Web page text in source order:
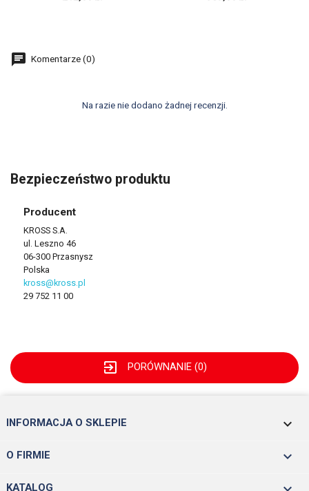
Komentarze (0)
Na razie nie dodano żadnej recenzji.
Bezpieczeństwo produktu
Producent
KROSS S.A.
ul. Leszno 46
06-300 Przasnysz
Polska
kross@kross.pl
29 752 11 00
exit_to_app PORÓWNANIE (0)
INFORMACJA O SKLEPIE keyboard_arrow_down
O FIRMIE 
KATALOG